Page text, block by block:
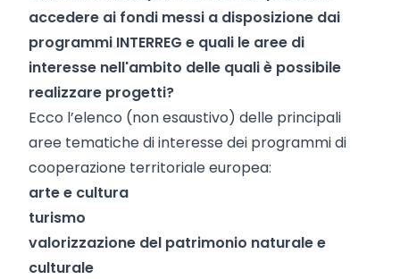
accedere ai fondi messi a disposizione dai
programmi INTERREG e quali le aree di
interesse nell'ambito delle quali è possibile
realizzare progetti?
Ecco l’elenco (non esaustivo) delle principali
aree tematiche di interesse dei programmi di
cooperazione territoriale europea:
arte e cultura
turismo
valorizzazione del patrimonio naturale e
culturale